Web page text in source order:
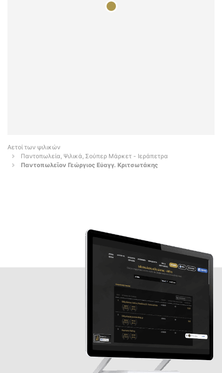
Αετοί των ψιλικών
Παντοπωλεία, Ψιλικά, Σούπερ Μάρκετ - Ιεράπετρα
Παντοπωλεῖον Γεώργιος Εὐαγγ. Κριτσωτάκης